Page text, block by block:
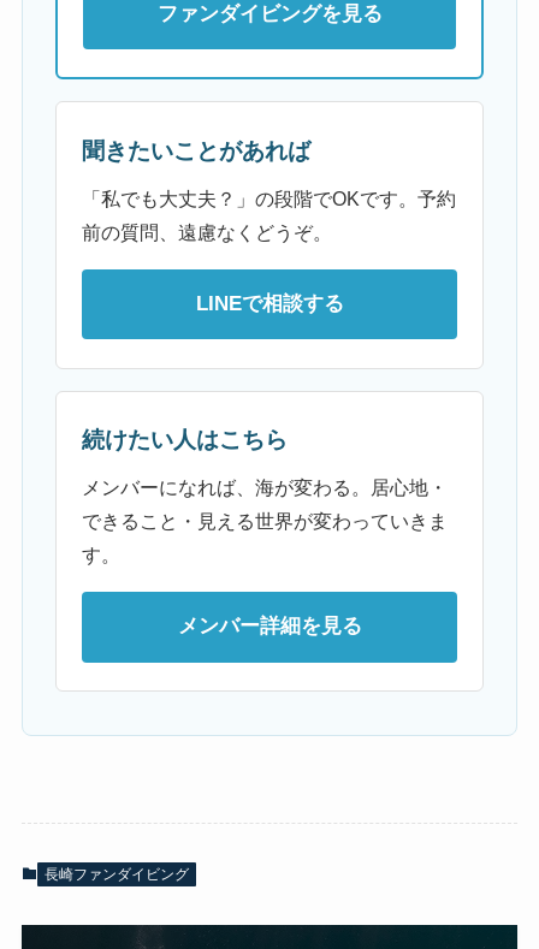
ファンダイビングを見る
聞きたいことがあれば
「私でも大丈夫？」の段階でOKです。予約
前の質問、遠慮なくどうぞ。
LINEで相談する
続けたい人はこちら
メンバーになれば、海が変わる。居心地・
できること・見える世界が変わっていきま
す。
メンバー詳細を見る
長崎ファンダイビング